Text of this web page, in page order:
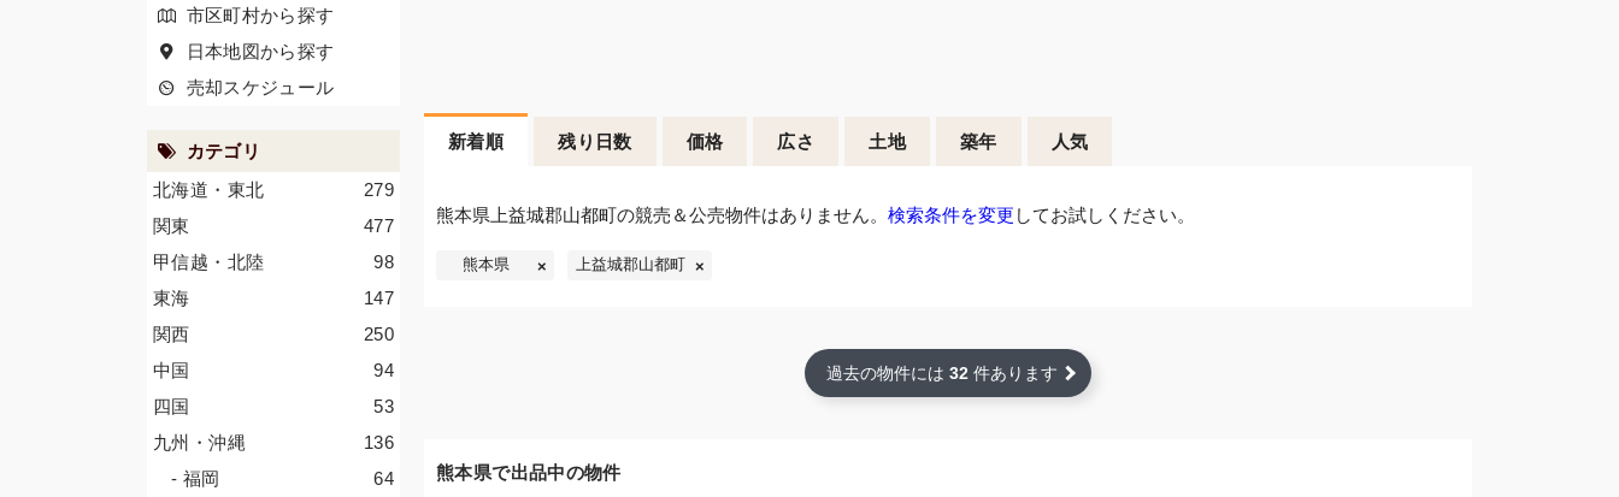
新着順 残り日数 価格 広さ 土地 築年 人気
熊本県上益城郡山都町の競売＆公売物件はありません。 検索条件を変更 してお試しください。
熊本県 上益城郡山都町
過去の物件には 32 件あります
熊本県で出品中の物件
市区町村から探す
日本地図から探す
売却スケジュール
カテゴリ
279
北海道・東北
477
関東
98
甲信越・北陸
147
東海
250
関西
94
中国
53
四国
136
九州・沖縄
64
- 福岡